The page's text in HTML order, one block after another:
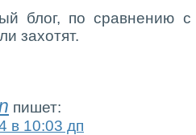
блог, по сравнению
захотят.
пишет:
в 10:03 дп